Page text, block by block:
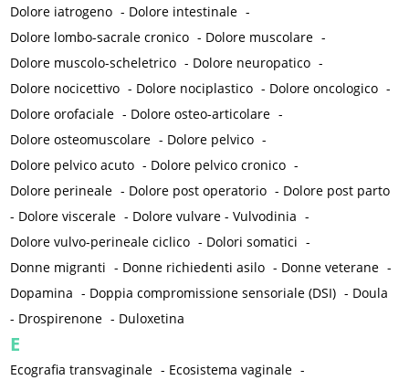
Dolore iatrogeno - Dolore intestinale -
Dolore lombo-sacrale cronico - Dolore muscolare -
Dolore muscolo-scheletrico - Dolore neuropatico -
Dolore nocicettivo - Dolore nociplastico - Dolore oncologico -
Dolore orofaciale - Dolore osteo-articolare -
Dolore osteomuscolare - Dolore pelvico -
Dolore pelvico acuto - Dolore pelvico cronico -
Dolore perineale - Dolore post operatorio - Dolore post parto
- Dolore viscerale - Dolore vulvare - Vulvodinia -
Dolore vulvo-perineale ciclico - Dolori somatici -
Donne migranti - Donne richiedenti asilo - Donne veterane -
Dopamina - Doppia compromissione sensoriale (DSI) - Doula
- Drospirenone - Duloxetina
E
Ecografia transvaginale - Ecosistema vaginale -